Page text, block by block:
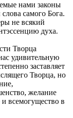
нами законы
самого Бога.
не всякий
духа.
Творца
удивительную
заставляет
Творца, но
желание
всемогущество в